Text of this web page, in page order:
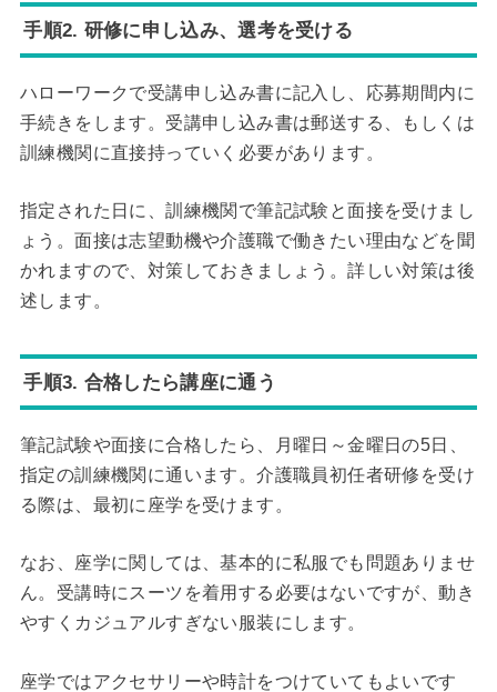
手順2. 研修に申し込み、選考を受ける
ハローワークで受講申し込み書に記入し、応募期間内に
手続きをします。受講申し込み書は郵送する、もしくは
訓練機関に直接持っていく必要があります。
指定された日に、訓練機関で筆記試験と面接を受けまし
ょう。面接は志望動機や介護職で働きたい理由などを聞
かれますので、対策しておきましょう。詳しい対策は後
述します。
手順3. 合格したら講座に通う
筆記試験や面接に合格したら、月曜日～金曜日の5日、
指定の訓練機関に通います。介護職員初任者研修を受け
る際は、最初に座学を受けます。
なお、座学に関しては、基本的に私服でも問題ありませ
ん。受講時にスーツを着用する必要はないですが、動き
やすくカジュアルすぎない服装にします。
座学ではアクセサリーや時計をつけていてもよいです